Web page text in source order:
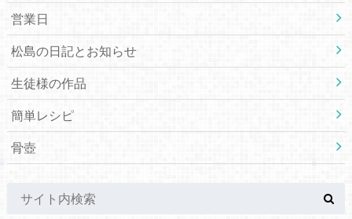
営業日
松島の日記とお知らせ
生徒様の作品
簡単レシピ
骨壺